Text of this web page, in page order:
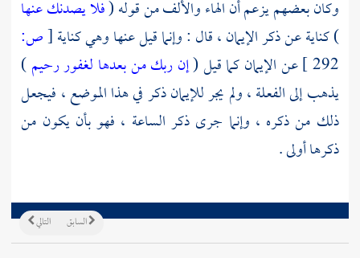
وكان بعضهم يزعم أن الهاء والألف من قوله (فلا يصدنك عنها
) كناية عن ذكر الإيمان ، قال : وإنما قيل عنها وهي كناية[ص:
292 ] عن الإيمان كما قيل (إن ربك من بعدها لغفور رحيم)
يذهب إلى الفعلة ، ولم يجر للإيمان ذكر في هذا الموضع ، فيجعل
ذلك من ذكره ، وإنما جرى ذكر الساعة ، فهو بأن يكون من
ذكرها أولى .
التالي السابق